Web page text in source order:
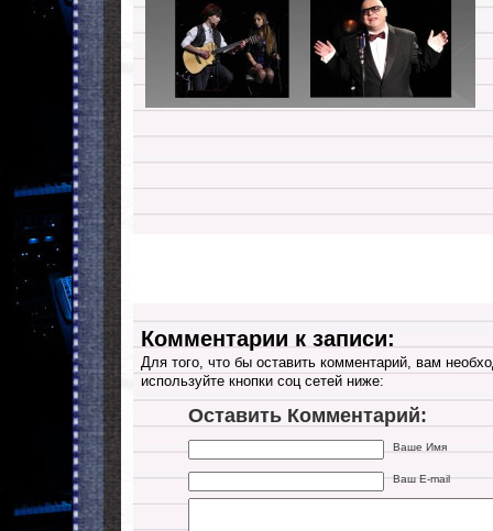
Комментарии к записи:
Для того, что бы оставить комментарий, вам
используйте кнопки соц сетей ниже:
Оставить Комментарий:
Ваше Имя
Ваш E-mail